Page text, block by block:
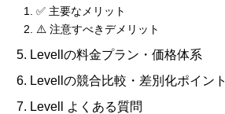
✅ 主要なメリット
⚠️ 注意すべきデメリット
Levellの料金プラン・価格体系
Levellの競合比較・差別化ポイント
Levell よくある質問